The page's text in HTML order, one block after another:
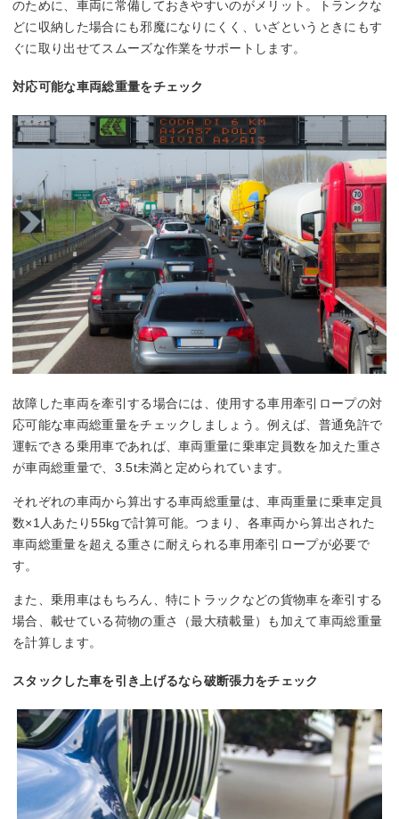
のために、車両に常備しておきやすいのがメリット。トランクな
どに収納した場合にも邪魔になりにくく、いざというときにもす
ぐに取り出せてスムーズな作業をサポートします。
対応可能な⾞両総重量をチェック
故障した車両を牽引する場合には、使用する車用牽引ロープの対
応可能な車両総重量をチェックしましょう。例えば、普通免許で
運転できる乗用車であれば、車両重量に乗車定員数を加えた重さ
が車両総重量で、3.5t未満と定められています。
それぞれの車両から算出する車両総重量は、車両重量に乗車定員
数×1人あたり55kgで計算可能。つまり、各車両から算出された
車両総重量を超える重さに耐えられる車用牽引ロープが必要で
す。
また、乗用車はもちろん、特にトラックなどの貨物車を牽引する
場合、載せている荷物の重さ（最大積載量）も加えて⾞両総重量
を計算します。
スタックした車を引き上げるなら破断張力をチェック